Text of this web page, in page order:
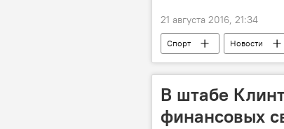
21 августа 2016, 21:34
Спорт Новости
В штабе
финансовых